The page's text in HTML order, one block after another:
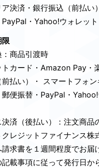
ア決済・銀行振込（前払い
・Yahoo!ウォレット
限
商品引渡時
トカード・Amazon Pay・
前払い）・ スマートフォ
便振替・PayPal・
決済（後払い）：注文商品
クレジットファイナンス
求書を１週間程度でお届
載事項に従って発行日か